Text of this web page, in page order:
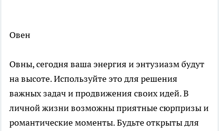
Овен
Овны, сегодня ваша энергия и энтузиазм будут
на высоте. Используйте это для решения
важных задач и продвижения своих идей. В
личной жизни возможны приятные сюрпризы и
романтические моменты. Будьте открыты для